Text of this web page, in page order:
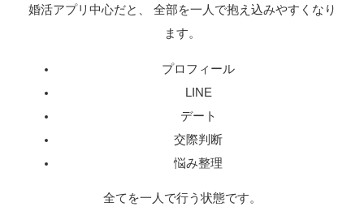
婚活アプリ中心だと、 全部を一人で抱え込みやすくなり
ます。
プロフィール
LINE
デート
交際判断
悩み整理
全てを一人で行う状態です。